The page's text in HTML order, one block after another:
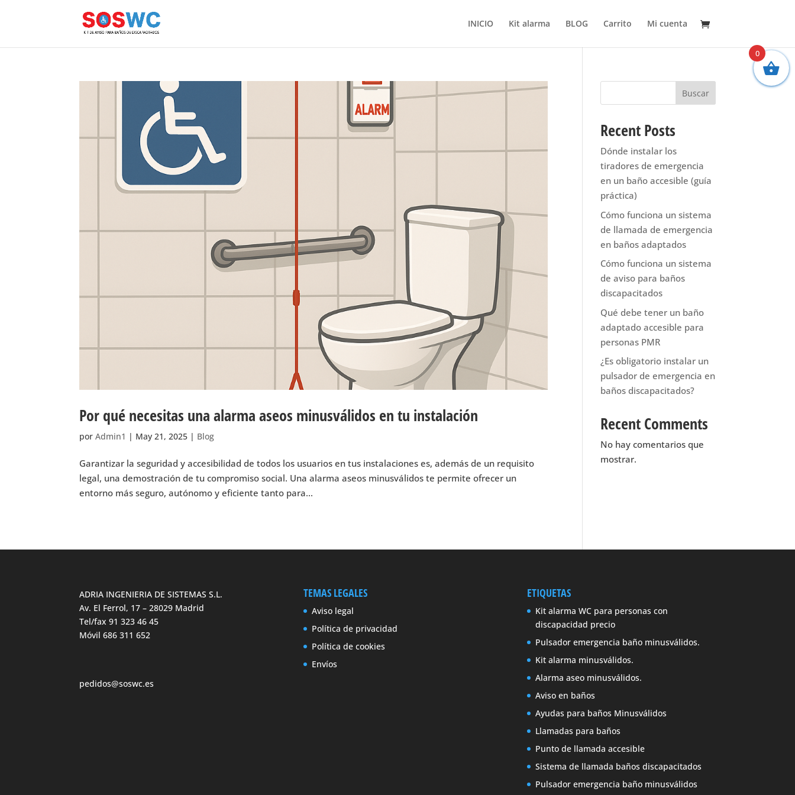
INICIO Kit alarma BLOG Carrito Mi cuenta
Por qué necesitas una alarma aseos minusválidos en tu instalación
porAdmin1 | May 21, 2025 | Blog
Garantizar la seguridad y accesibilidad de todos los usuarios en tus instalaciones es, además de un requisito
legal, una demostración de tu compromiso social. Una alarma aseos minusválidos te permite ofrecer un
entorno más seguro, autónomo y eficiente tanto para...
Buscar
Recent Posts
Dónde instalar los
tiradores de emergencia
en un baño accesible (guía
práctica)
Cómo funciona un sistema
de llamada de emergencia
en baños adaptados
Cómo funciona un sistema
de aviso para baños
discapacitados
Qué debe tener un baño
adaptado accesible para
personas PMR
¿Es obligatorio instalar un
pulsador de emergencia en
baños discapacitados?
Recent Comments
No hay comentarios que
mostrar.
ADRIA INGENIERIA DE SISTEMAS S.L.
Av. El Ferrol, 17 – 28029 Madrid
Tel/fax 91 323 46 45
Móvil 686 311 652
pedidos@soswc.es
TEMAS LEGALES
Aviso legal
Política de privacidad
Política de cookies
Envíos
ETIQUETAS
Kit alarma WC para personas con
discapacidad precio
Pulsador emergencia baño minusválidos.
Kit alarma minusválidos.
Alarma aseo minusválidos.
Aviso en baños
Ayudas para baños Minusválidos
Llamadas para baños
Punto de llamada accesible
Sistema de llamada baños discapacitados
Pulsador emergencia baño minusválidos
0